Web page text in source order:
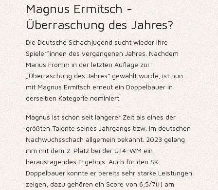
Magnus Ermitsch -
Überraschung des Jahres?
Die Deutsche Schachjugend sucht wieder ihre
Spieler*innen des vergangenen Jahres. Nachdem
Marius Fromm in der letzten Auflage zur
„Überraschung des Jahres“ gewählt wurde , ist nun
mit Magnus Ermitsch erneut ein Doppelbauer in
derselben Kategorie nominiert.
Magnus ist schon seit längerer Zeit als eines der
größten Talente seines Jahrgangs bzw. im deutschen
Nachwuchsschach allgemein bekannt. 2023 gelang
ihm mit dem 2. Platz bei der U14-WM ein
herausragendes Ergebnis. Auch für den SK
Doppelbauer konnte er bereits sehr starke Leistungen
zeigen, dazu gehören ein Score von 6,5/7(!) am